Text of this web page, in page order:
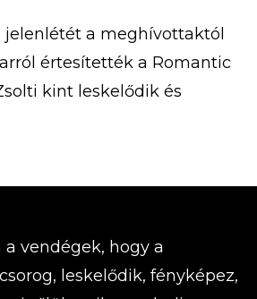
jelenlétét a meghívottaktól
értesítették a Romantic
kint leskelődik és
vendégek, hogy a
leskelődik, fényképez,